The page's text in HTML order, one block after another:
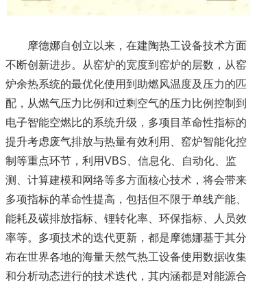
摩德娜自创立以来，在建陶热工设备技术方面
不断创新进步。从窑炉的宽度到窑炉的层数，从窑
炉余热系统的最优化使用到助燃风温度及压力的匹
配，从燃气压力比例和过剩空气的压力比例控制到
电子智能空燃比的系统升级，多项目革命性指标的
提升考虑废气排放与热量有效利用、窑炉智能化控
制等重点环节，利用VBS、信息化、自动化、监
测、计算建模和网络等多方面核心技术，将会带来
多项指标的革命性提高，包括但不限于单线产能、
能耗及碳排放指标、锂转化率、环保指标、人员效
率等。多项技术的迭代更新，都是摩德娜基于其分
布在世界各地的海量天然气热工设备使用数据收集
和分析动态进行的技术迭代，其内涵都是对能源合